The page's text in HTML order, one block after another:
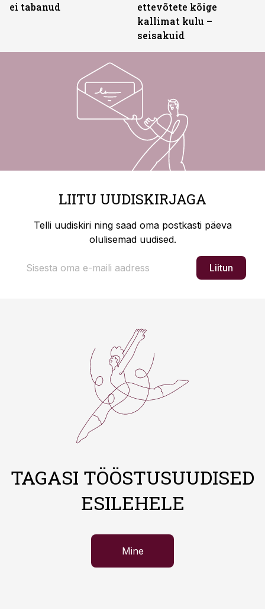
ei tabanud
ettevõtete kõige
kallimat kulu –
seisakuid
LIITU UUDISKIRJAGA
Telli uudiskiri ning saad oma postkasti päeva
olulisemad uudised.
Liitun
TAGASI TÖÖSTUSUUDISED
ESILEHELE
Mine